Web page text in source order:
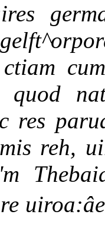
quod
res
reh,